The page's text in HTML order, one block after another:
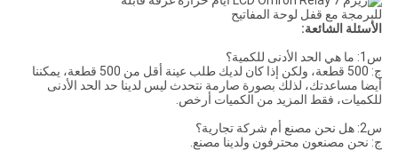
الأسئلة الشائعة:
س1: ما هي الحد الأدنى للكمية؟
ج: 500 قطعة، ولكن إذا كان لديك طلب عينة أقل من 500 قطعة، يمكننا
أيضا مساعدتك، لذلك بصورة صارمة نتحدث ليس لدينا حد الحد الأدنى
للكميات، فقط المزيد من الكميات أرخص.
س2: هل نحن مصنع أم شركة تجارية؟
ج: نحن مصنعون محترفون ولدينا مصنع.